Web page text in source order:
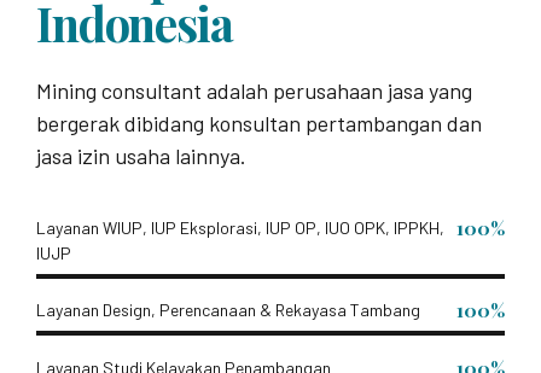
bergerak dibidang konsultan pertambangan dan
jasa izin usaha lainnya.
IUJP